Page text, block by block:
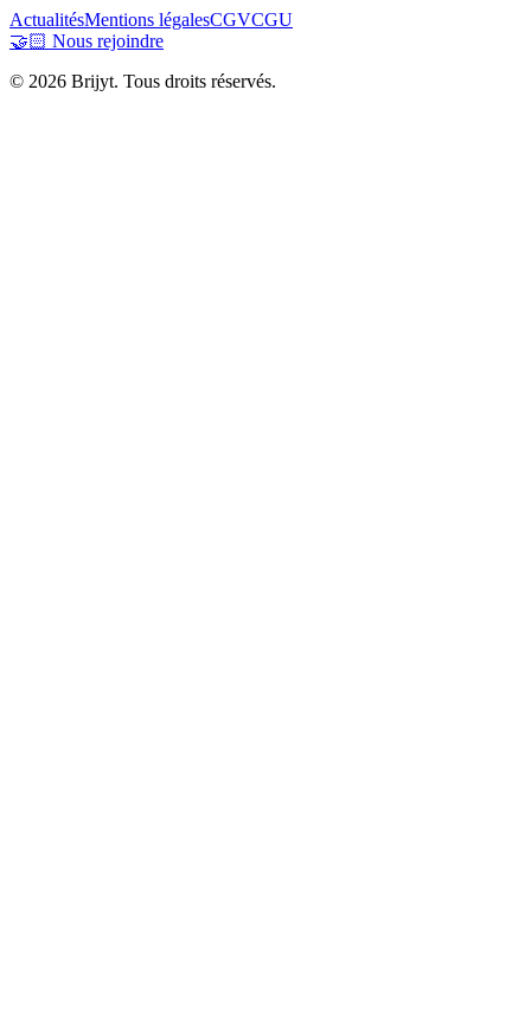
ActualitésMentions légalesCGVCGU
🤝🏻 Nous rejoindre
© 2026 Brijyt. Tous droits réservés.